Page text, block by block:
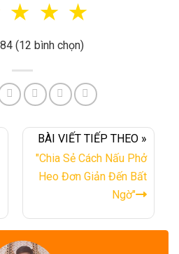
☆
☆
☆
(12 bình chọn)
BÀI VIẾT TIẾP THEO »
"Chia Sẻ Cách Nấu Phở
Heo Đơn Giản Đến Bất
Ngờ"